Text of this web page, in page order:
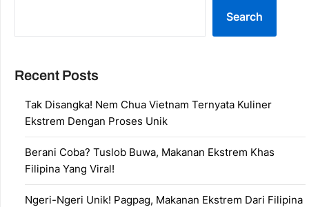
Search
Recent Posts
Tak Disangka! Nem Chua Vietnam Ternyata Kuliner
Ekstrem Dengan Proses Unik
Berani Coba? Tuslob Buwa, Makanan Ekstrem Khas
Filipina Yang Viral!
Ngeri-Ngeri Unik! Pagpag, Makanan Ekstrem Dari Filipina